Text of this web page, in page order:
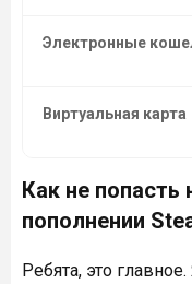
Электронные
Виртуальная карта
Как не
пополнении
Ребята, это